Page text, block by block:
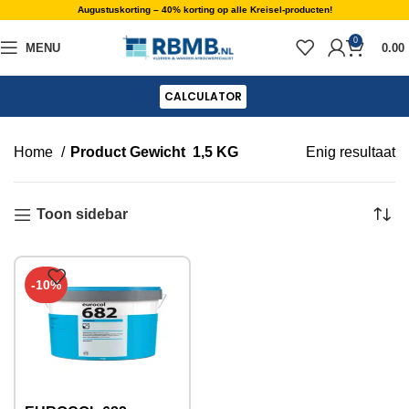
Augustuskorting – 40% korting op alle Kreisel-producten!
MENU
0
0.00
CALCULATOR
Home Product Gewicht 1,5 KG Enig resultaat
Toon sidebar
-10%